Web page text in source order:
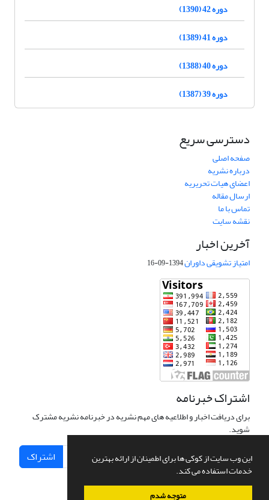
این وب سایت از کوکی ها برای اطمینان از ارائه بهترین
خدمات استفاده می کند.
متوجه شدم
دوره 42 (1390)
دوره 41 (1389)
دوره 40 (1388)
دوره 39 (1387)
دسترسی سریع
صفحه اصلی
درباره نشریه
اعضای هیات تحریریه
ارسال مقاله
تماس با ما
نقشه سایت
آخرین اخبار
امتیاز تشویقی داوران1394-09-16
اشتراک خبرنامه
برای دریافت اخبار و اطلاعیه های مهم نشریه در خبرنامه نشریه مشترک
شوید.
اشتراک